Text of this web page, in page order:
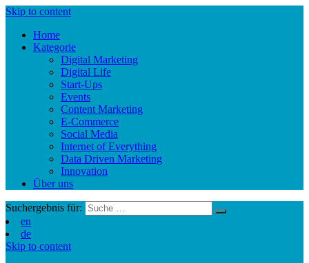
Skip to content
Home
Kategorie
Digital Marketing
Digital Life
Start-Ups
Events
Content Marketing
E-Commerce
Social Media
Internet of Everything
Data Driven Marketing
Innovation
Über uns
Suchergebnis für:
en
de
Skip to content